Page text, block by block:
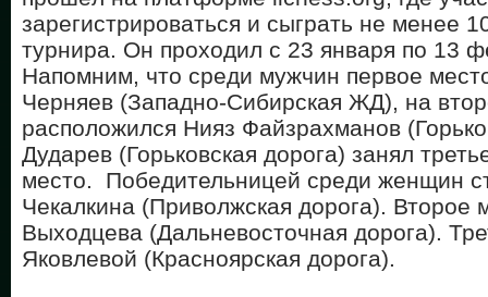
зарегистрироваться и сыграть не менее
турнира. Он проходил с 23 января по 13
Напомним, что среди мужчин первое
Черняев (Западно-Сибирская ЖД), на
расположился Нияз Файзрахманов
Дударев (Горьковская дорога) занял
место. Победительницей среди женщин
Чекалкина (Приволжская дорога). Второе
Выходцева (Дальневосточная дорога).
Яковлевой (Красноярская дорога).